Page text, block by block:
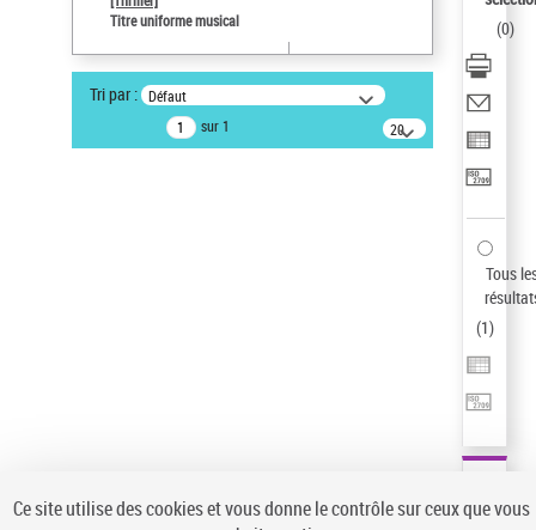
AFFINER
Type de notice d'autorité
Titre uniforme musical
Tri par : Défaut
sur 1
20
résultats/page
(0)
Tous
(1)
Ce site utilise des cookies et vous donne le contrôle sur ceux que vous